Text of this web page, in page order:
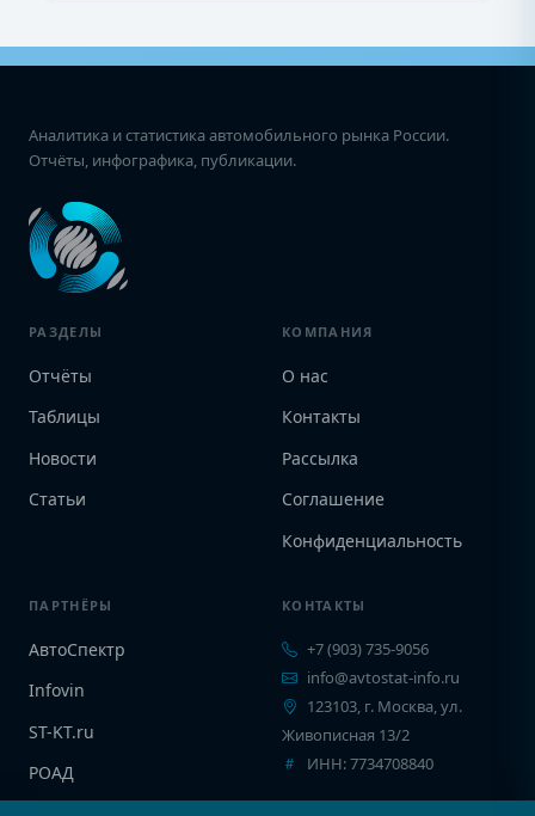
Аналитика и статистика автомобильного рынка России.
Отчёты, инфографика, публикации.
РАЗДЕЛЫ
Отчёты
Таблицы
Новости
Статьи
КОМПАНИЯ
О нас
Контакты
Рассылка
Соглашение
Конфиденциальность
ПАРТНЁРЫ
АвтоСпектр
Infovin
ST-KT.ru
РОАД
КОНТАКТЫ
+7 (903) 735-9056
info@avtostat-info.ru
123103, г. Москва, ул.
Живописная 13/2
ИНН: 7734708840